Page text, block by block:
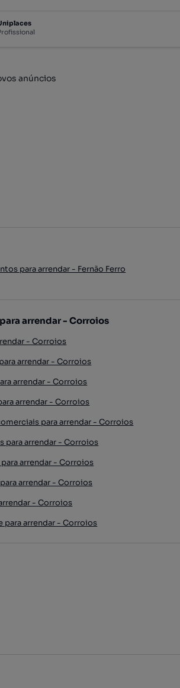
anúncios
para arrendar - Fernão Ferro
arrendar - Corroios
- Corroios
arrendar - Corroios
arrendar - Corroios
arrendar - Corroios
para arrendar - Corroios
para arrendar - Corroios
arrendar - Corroios
arrendar - Corroios
- Corroios
para arrendar - Corroios